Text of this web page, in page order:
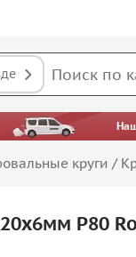
круги /
Р80